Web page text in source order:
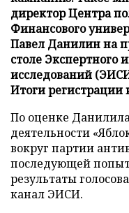
директор Центра
Финансового
Павел Данилин на
столе Экспертного
исследований
Итоги регистрации
По оценке
деятельности
вокруг партии
последующей
результаты
канал ЭИСИ.